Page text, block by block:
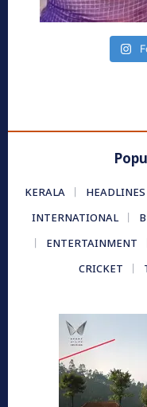
KERALA
INTERNATIONAL
ENTERTAINMENT
CRICKET